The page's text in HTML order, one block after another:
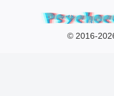
© 2016-